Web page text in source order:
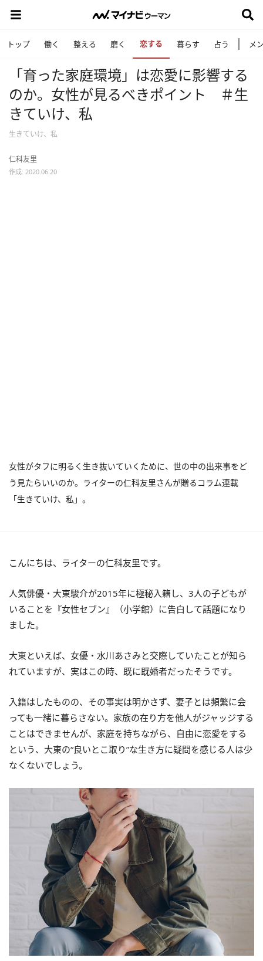
トップ 働く 整える 磨く 恋する 暮らす 占う メ
「育った家庭環境」は恋愛に影響する
のか。女性が見るべきポイント ＃生
きていけ、私
生きていけ、私
仁科友里
作成: 2020.06.20
女性がタフに明るく生き抜いていくために、世の中の出来事をど
う見たらいいのか。ライターの仁科友里さんが贈るコラム連載
「生きていけ、私」。
こんにちは、ライターの仁科友里です。
人気俳優・大東駿介が2015年に極秘入籍し、3人の子どもが
いることを『女性セブン』（小学館）に告白して話題になり
ました。
大東といえば、女優・水川あさみと交際していたことが知ら
れていますが、実はこの時、既に既婚者だったそうです。
入籍はしたものの、その事実は明かさず、妻子とは頻繁に会
っても一緒に暮らさない。家族の在り方を他人がジャッジする
ことはできませんが、家庭を持ちながら、自由に恋愛をする
という、大東の“良いとこ取り”な生き方に疑問を感じる人は少
なくないでしょう。